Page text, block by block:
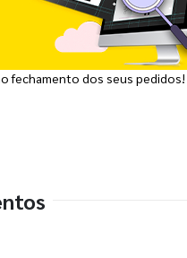
fechamento dos seus pedidos!